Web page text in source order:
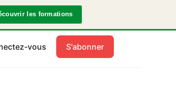
les formations
vous S'abonner